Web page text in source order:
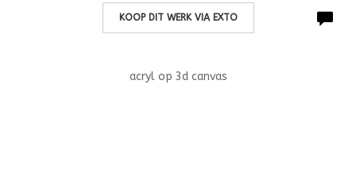
KOOP DIT WERK VIA EXTO
acryl op 3d canvas